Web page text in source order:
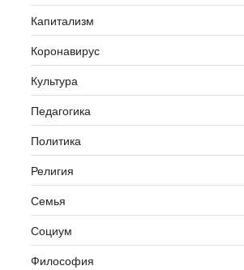
Капитализм
Коронавирус
Культура
Педагогика
Политика
Религия
Семья
Социум
Философия